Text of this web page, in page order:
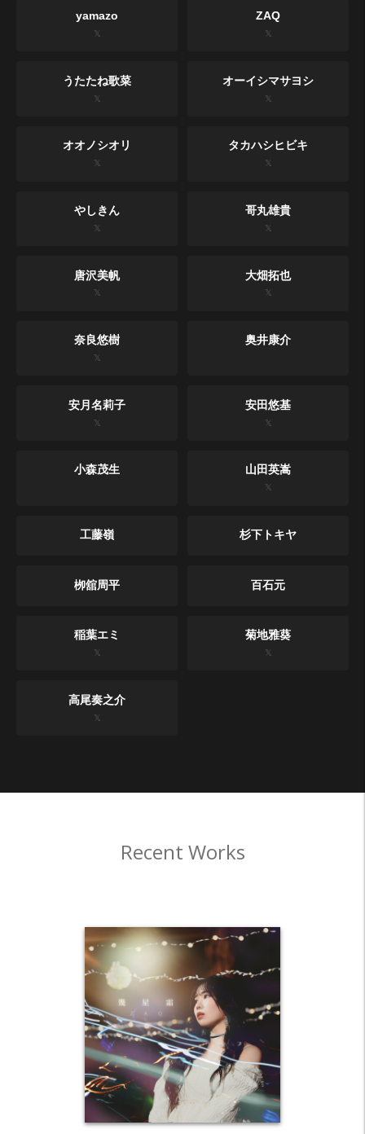
yamazo
𝕏
ZAQ
𝕏
うたたね歌菜
𝕏
オーイシマサヨシ
𝕏
オオノシオリ
𝕏
タカハシヒビキ
𝕏
やしきん
𝕏
哥丸雄貴
𝕏
唐沢美帆
𝕏
大畑拓也
𝕏
奈良悠樹
𝕏
奥井康介
安月名莉子
𝕏
安田悠基
𝕏
小森茂生 山田英嵩
𝕏
工藤嶺 杉下トキヤ
栁舘周平 百石元
稲葉エミ
𝕏
菊地雅葵
𝕏
高尾奏之介
𝕏
Recent Works